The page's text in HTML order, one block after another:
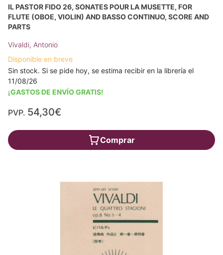
IL PASTOR FIDO 26, SONATES POUR LA MUSETTE, FOR
FLUTE (OBOE, VIOLIN) AND BASSO CONTINUO, SCORE AND
PARTS
Vivaldi, Antonio
Disponible en breve
Sin stock. Si se pide hoy, se estima recibir en la librería el
11/08/26
¡GASTOS DE ENVÍO GRATIS!
PVP. 54,30€
Comprar